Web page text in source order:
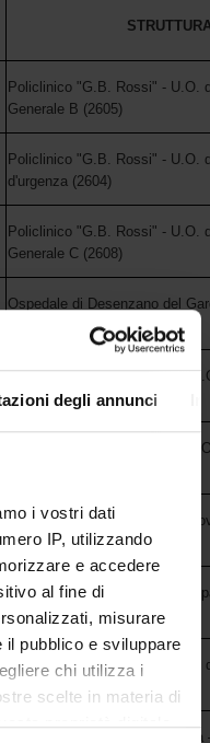
degli annunci
i vostri dati
IP, utilizzando
e accedere
al fine di
misurare
pubblico e sviluppare
chi utilizza i
scelte in materia di
proprietà digitale
Policlinico "G.B. Rossi" - U.O.
Generale B (2605)
Policlinico "G.B. Rossi" - U.O.
d'urgenza (2604)
Policlinico "G.B. Rossi" - U.O.
Generale C (2608)
Ospedale di Desenzano del
Medicina generale (2601)
Ospedale di Manerbio (BS) -
generale (2601)
Ospedale di Gavardo (BS) -
Ospedale Carlo Poma di
Medicina generale (2601)
Ospedale di Bassano del
Medicina generale (2601)
Ospedale di Santorso - U.O.C.
generale (2604)
Ospedale di Noventa